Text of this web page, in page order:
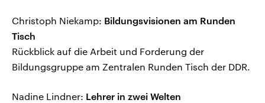
Christoph Niekamp: Bildungsvisionen am Runden
Tisch
Rückblick auf die Arbeit und Forderung der
Bildungsgruppe am Zentralen Runden Tisch der DDR.
Nadine Lindner: Lehrer in zwei Welten